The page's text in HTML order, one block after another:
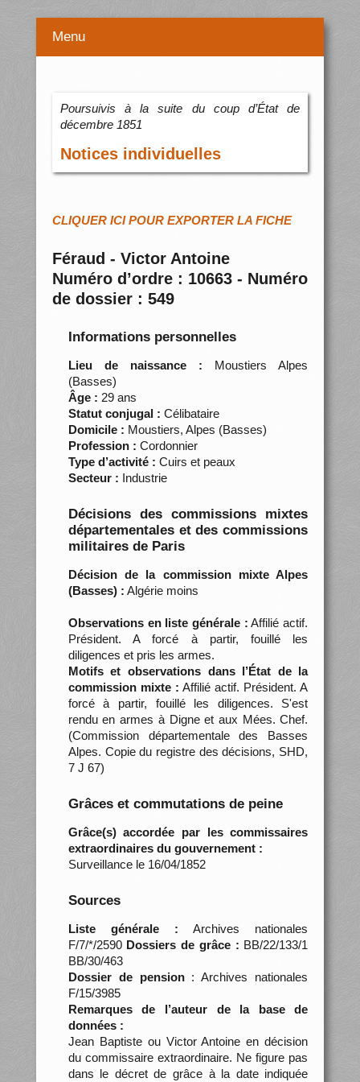
Menu
Poursuivis à la suite du coup d’État de
décembre 1851
Notices individuelles
CLIQUER ICI POUR EXPORTER LA FICHE
Féraud - Victor Antoine
Numéro d’ordre : 10663 - Numéro
de dossier : 549
Informations personnelles
Lieu de naissance : Moustiers Alpes
(Basses)
Âge : 29 ans
Statut conjugal : Célibataire
Domicile : Moustiers, Alpes (Basses)
Profession : Cordonnier
Type d’activité : Cuirs et peaux
Secteur : Industrie
Décisions des commissions mixtes
départementales et des commissions
militaires de Paris
Décision de la commission mixte Alpes
(Basses) : Algérie moins
Observations en liste générale : Affilié actif.
Président. A forcé à partir, fouillé les
diligences et pris les armes.
Motifs et observations dans l’État de la
commission mixte : Affilié actif. Président. A
forcé à partir, fouillé les diligences. S'est
rendu en armes à Digne et aux Mées. Chef.
(Commission départementale des Basses
Alpes. Copie du registre des décisions, SHD,
7 J 67)
Grâces et commutations de peine
Grâce(s) accordée par les commissaires
extraordinaires du gouvernement :
Surveillance le 16/04/1852
Sources
Liste générale : Archives nationales
F/7/*/2590 Dossiers de grâce : BB/22/133/1
BB/30/463
Dossier de pension: Archives nationales
F/15/3985
Remarques de l’auteur de la base de
données :
Jean Baptiste ou Victor Antoine en décision
du commissaire extraordinaire. Ne figure pas
dans le décret de grâce à la date indiquée